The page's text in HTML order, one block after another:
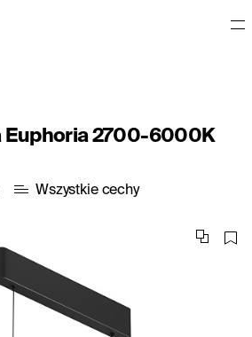
Euphoria 2700-6000K
Wszystkie cechy